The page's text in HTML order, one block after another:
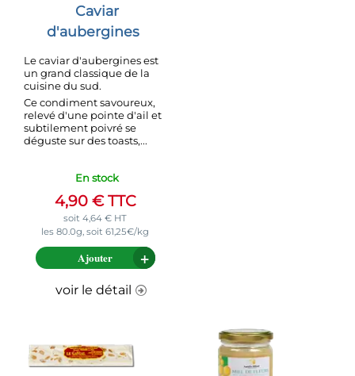
Caviar
d'aubergines
Le caviar d'aubergines est
un grand classique de la
cuisine du sud.
Ce condiment savoureux,
relevé d'une pointe d'ail et
subtilement poivré se
déguste sur des toasts,...
En stock
4,90 €TTC
soit 4,64 € HT
les 80.0g, soit 61,25€/kg
Ajouter
voir le détail